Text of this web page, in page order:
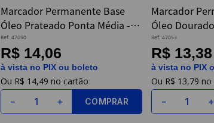
Marcador Permanente Base
Óleo Prateado Ponta Média -
Sharpie
Ref. 47050
R$ 14,06
à vista no PIX ou boleto
R$ 14,49
＋
－ COMPRAR
Marcador
Óleo
Sharpie
Ref. 47053
R$ 13,38
à vista no PIX
R$ 13,79
＋
－